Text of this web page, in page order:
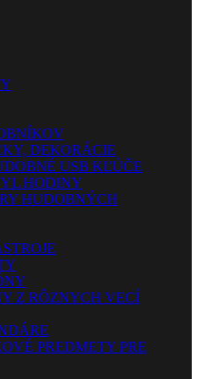
DEKORÁCIE
USB KĽÚČE
HODINY
HUDOBNÝCH
Z RÔZNYCH VECÍ
PREDMETY PRE